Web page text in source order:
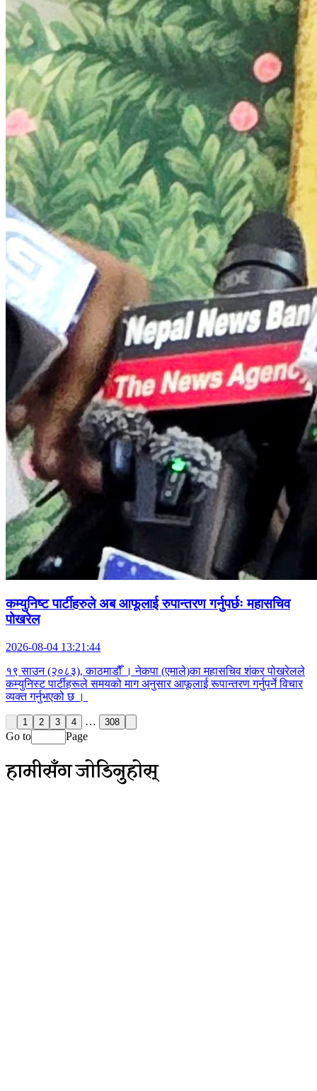
कम्युनिष्ट पार्टीहरुले अब आफूलाई रुपान्तरण गर्नुपर्छः महासचिव
पोखरेल
2026-08-04 13:21:44
१९ साउन (२०८३), काठमाडौँ । नेकपा (एमाले)का महासचिव शंकर पोखरेलले
कम्युनिस्ट पार्टीहरूले समयको माग अनुसार आफूलाई रूपान्तरण गर्नुपर्ने विचार
व्यक्त गर्नुभएको छ ।
1 2 3 4 … 308
Go to Page
हामीसँग जोडिनुहोस्